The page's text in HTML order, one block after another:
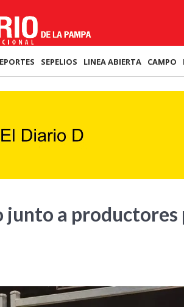
SEPELIOS LINEA ABIERTA CAMPO
junto a productores